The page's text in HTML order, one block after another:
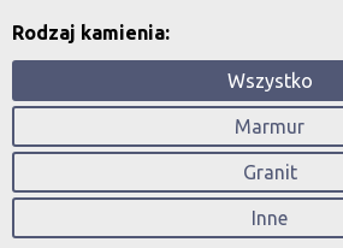
Rodzaj kamienia:
Wszystko
Marmur
Granit
Inne